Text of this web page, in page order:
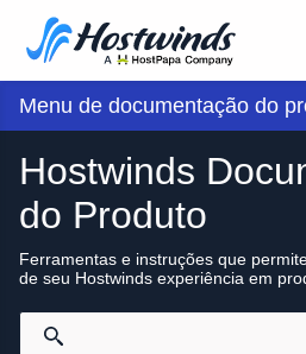
Menu de documentação do
Hostwinds
do Produto
Ferramentas e instruções que
de seu Hostwinds experiência em